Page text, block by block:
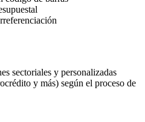
sectoriales y personalizadas
y más) según el proceso de